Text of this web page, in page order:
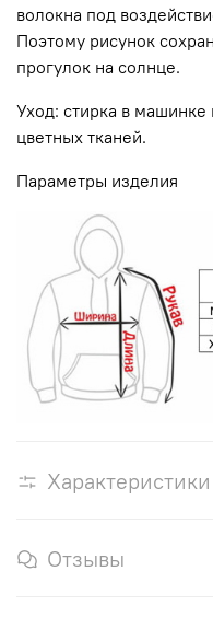
волокна под
Поэтому рисунок
прогулок на солнце.
Уход: стирка в
цветных тканей.
Параметры изделия
Характеристики
Отзывы